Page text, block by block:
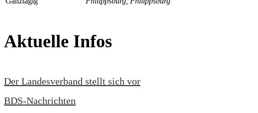
Aktuelle Infos
Der Landesverband stellt sich vor
BDS-Nachrichten